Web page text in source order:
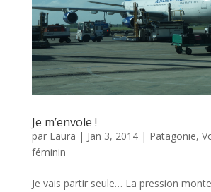
Je m’envole !
par Laura | Jan 3, 2014| Patagonie,
féminin
Je vais partir seule… La pression